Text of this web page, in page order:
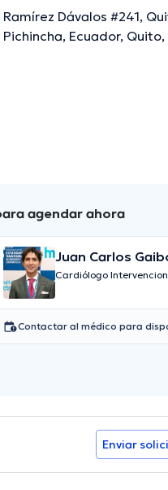
Ramírez Dávalos #241,
Pichincha, Ecuador,
agendar ahora
Juan Carlos
Cardiólogo
Contactar al médico para
Enviar